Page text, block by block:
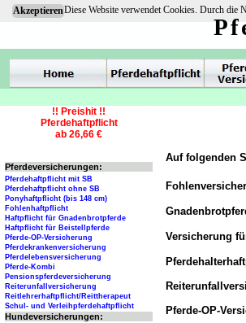
AkzeptierenDiese Website verwendet Cookies. Durch die
Auf folgenden
Versicherung
Pferde-OP-
!! Preishit !!
Pferdehaftpflicht
ab 26,66 €
Pferdeversicherungen:
Pferdehaftpflicht mit SB
Pferdehaftpflicht ohne SB
Ponyhaftpflicht (bis 148 cm)
Fohlenhaftpflicht
Haftpflicht für Gnadenbrotpferde
Haftpflicht für Beistellpferde
Pferde-OP-Versicherung
Pferdekrankenversicherung
Pferdelebensversicherung
Pferde-Kombi
Pensionspferdeversicherung
Reiterunfallversicherung
Reitlehrerhaftpflicht/Reittherapeut
Schul- und Verleihpferdehaftpflicht
Hundeversicherungen: